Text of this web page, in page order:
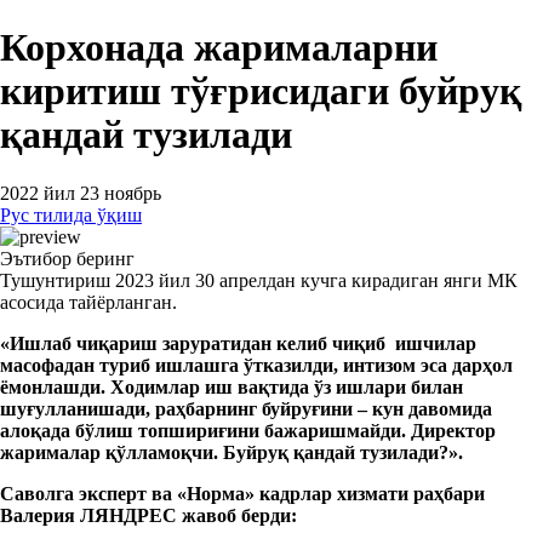
Корхонада жарималарни
киритиш тўғрисидаги буйруқ
қандай тузилади
2022 йил 23 ноябрь
Рус тилида ўқиш
Эътибор беринг
Тушунтириш 2023 йил 30 апрелдан кучга кирадиган янги МК
асосида тайёрланган.
«Ишлаб чиқариш заруратидан келиб чиқиб ишчилар
масофадан туриб ишлашга ўтказилди, интизом эса дарҳол
ёмонлашди. Ходимлар иш вақтида ўз ишлари билан
шуғулланишади, раҳбарнинг буйруғини – кун давомида
алоқада бўлиш топшириғини бажаришмайди. Директор
жарималар қўлламоқчи. Буйруқ қандай тузилади?».
Саволга эксперт ва «Норма» кадрлар хизмати раҳбари
Валерия ЛЯНДРЕС жавоб берди: